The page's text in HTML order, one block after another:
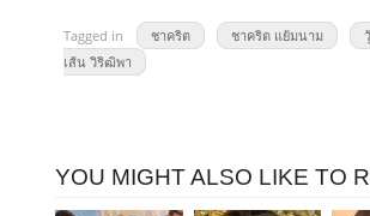
Tagged in ชาคริต ชาคริต แย้มนาม
เส้น วิริฒิพา
YOU MIGHT ALSO LIKE TO